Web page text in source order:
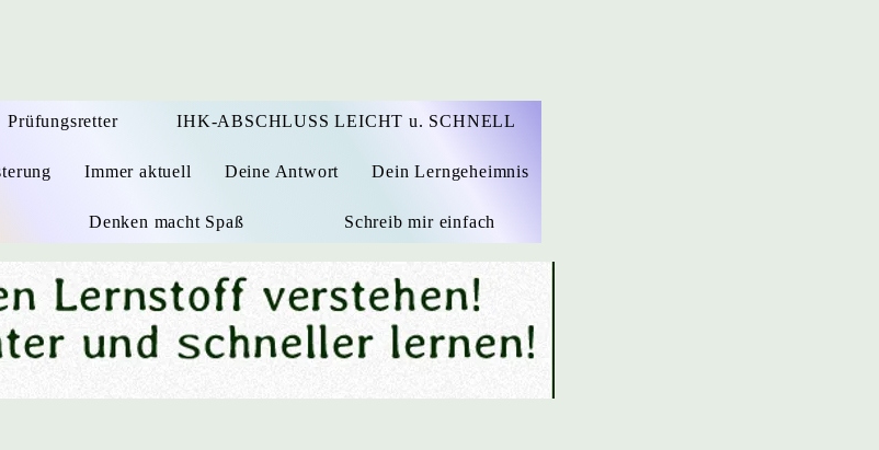
Prüfungsretter IHK-ABSCHLUSS LEICHT u. SCHNELL
Immer aktuell Deine Antwort Dein Lerngeheimnis
Denken macht Spaß Schreib mir einfach